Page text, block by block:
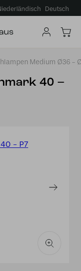
Deutsch
Medium Ø36 -
40 –